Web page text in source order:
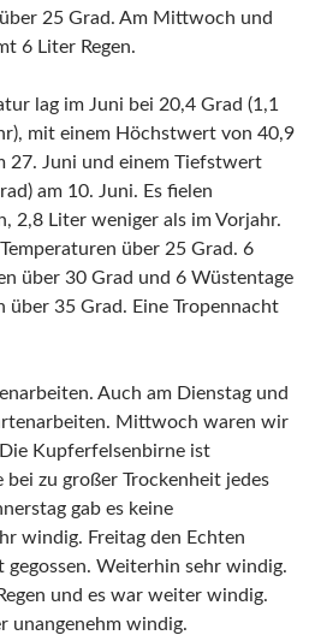
25 Grad. Am Mittwoch und
6 Liter Regen.
lag im Juni bei 20,4 Grad (1,1
mit einem Höchstwert von 40,9
27. Juni und einem Tiefstwert
am 10. Juni. Es fielen
2,8 Liter weniger als im Vorjahr.
über 25 Grad. 6
über 30 Grad und 6 Wüstentage
35 Grad. Eine Tropennacht
Auch am Dienstag und
Mittwoch waren wir
Die Kupferfelsenbirne ist
zu großer Trockenheit jedes
gab es keine
windig. Freitag den Echten
gegossen. Weiterhin sehr windig.
und es war weiter windig.
unangenehm windig.